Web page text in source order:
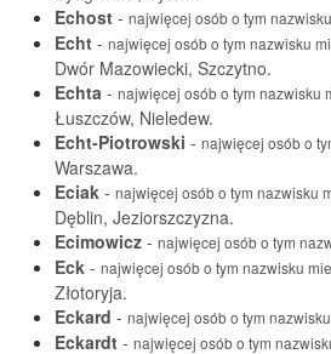
Echost - najwięcej osób o tym
Echt - najwięcej osób o tym nazwisku
Dwór Mazowiecki, Szczytno.
Echta - najwięcej osób o tym nazwisku
Łuszczów, Nieledew.
Echt-Piotrowski - najwięcej osób o
Warszawa.
Eciak - najwięcej osób o tym nazwisku
Dęblin, Jeziorszczyzna.
Ecimowicz - najwięcej osób o tym
Eck - najwięcej osób o tym nazwisku
Złotoryja.
Eckard - najwięcej osób o tym
Eckardt - najwięcej osób o tym